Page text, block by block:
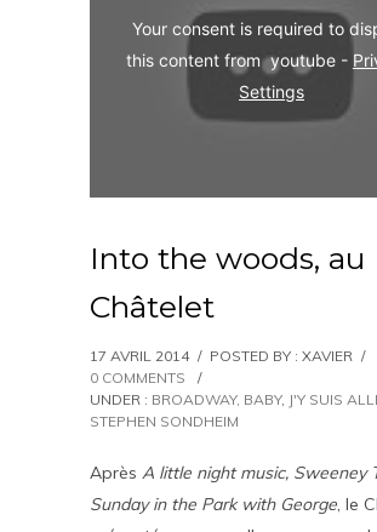
Your consent is required to
this content from  youtube -
Settings
Into the woods, au
Châtelet
17 AVRIL 2014 / POSTED BY : XAVIER /
0 COMMENTS
/
UNDER : BROADWAY, BABY, J'Y SUIS
STEPHEN SONDHEIM
Après A little night music, Sweeney
Sunday in the Park with George, le